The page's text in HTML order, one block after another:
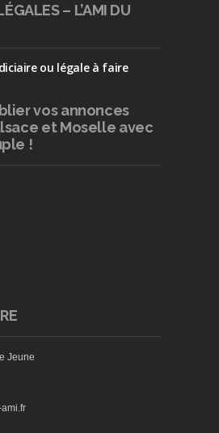
– L’AMI DU
ou légale à faire
vos annonces
et Moselle avec
!
Jeune